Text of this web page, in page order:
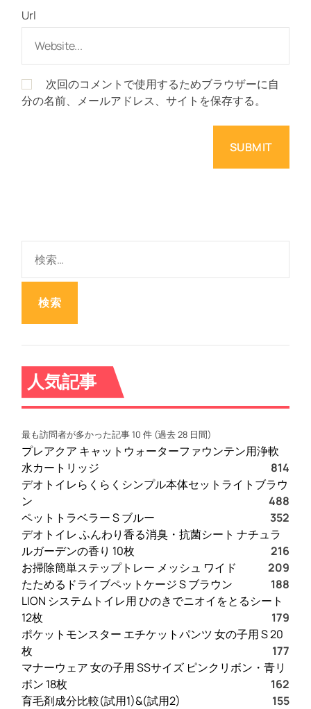
Url
次回のコメントで使用するためブラウザーに自
分の名前、メールアドレス、サイトを保存する。
:
人気記事
最も訪問者が多かった記事 10 件 (過去 28 日間)
プレアクア キャットウォーターファウンテン用浄軟
水カートリッジ
814
デオトイレらくらくシンプル本体セットライトブラウ
ン
488
ペットトラベラー S ブルー
352
デオトイレ ふんわり香る消臭・抗菌シート ナチュラ
ルガーデンの香り 10枚
216
お掃除簡単ステップトレー メッシュ ワイド
209
たためるドライブペットケージ S ブラウン
188
LION システムトイレ用 ひのきでニオイをとるシート
12枚
179
ポケットモンスター エチケットパンツ 女の子用 S 20
枚
177
マナーウェア 女の子用 SSサイズ ピンクリボン・青リ
ボン 18枚
162
育毛剤成分比較(試用1)&(試用2)
155